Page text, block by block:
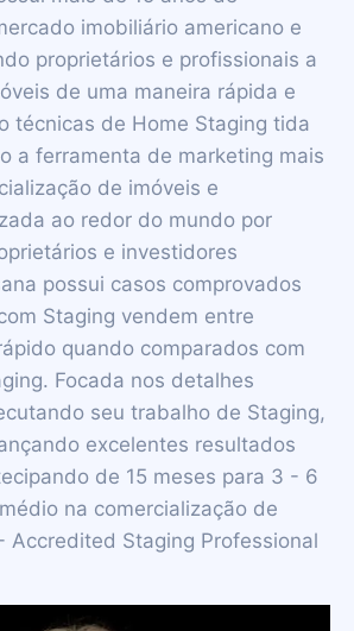
imobiliário americano e
proprietários e profissionais a
de uma maneira rápida e
técnicas de Home Staging tida
a ferramenta de marketing mais
de imóveis e
ao redor do mundo por
e investidores
possui casos comprovados
Staging vendem entre
quando comparados com
Focada nos detalhes
seu trabalho de Staging,
excelentes resultados
de 15 meses para 3 - 6
na comercialização de
Accredited Staging Professional